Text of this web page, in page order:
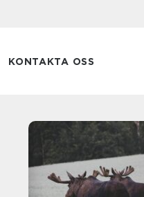
KONTAKTA OSS